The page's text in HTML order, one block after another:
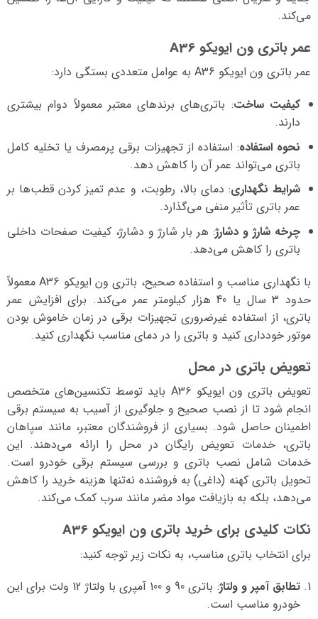
می‌کند.
عمر باتری ون ایویکو A36
عمر باتری ون ایویکو A36 به عوامل متعددی بستگی دارد:
کیفیت ساخت: باتری‌های برندهای معتبر معمولاً دوام بیشتری
دارند.
نحوه استفاده: استفاده از تجهیزات برقی پرمصرف یا تخلیه کامل
باتری می‌تواند عمر آن را کاهش دهد.
شرایط نگهداری: دمای بالا، رطوبت، و عدم تمیز کردن قطب‌ها بر
عمر باتری تأثیر منفی می‌گذارد.
چرخه شارژ و دشارژ: هر بار شارژ و دشارژ، کیفیت صفحات داخلی
باتری را کاهش می‌دهد.
با نگهداری مناسب و استفاده صحیح، باتری ون ایویکو A36 معمولاً
حدود 3 سال یا 40 هزار کیلومتر عمر می‌کند. برای افزایش عمر
باتری، از استفاده غیرضروری تجهیزات برقی در زمان خاموش بودن
موتور خودداری کنید و باتری را در دمای مناسب نگهداری کنید.
تعویض باتری در محل
تعویض باتری ون ایویکو A36 باید توسط تکنسین‌های متخصص
انجام شود تا از نصب صحیح و جلوگیری از آسیب به سیستم برقی
اطمینان حاصل شود. بسیاری از فروشندگان معتبر، مانند سپاهان
باتری، خدمات تعویض رایگان در محل را ارائه می‌دهند. این
خدمات شامل نصب باتری و بررسی سیستم برقی خودرو است.
تحویل باتری کهنه (داغی) به فروشنده نه‌تنها هزینه خرید را کاهش
می‌دهد، بلکه به بازیافت مواد مضر مانند سرب کمک می‌کند.
نکات کلیدی برای خرید باتری ون ایویکو A36
برای انتخاب باتری مناسب، به نکات زیر توجه کنید:
تطابق آمپر و ولتاژ
: باتری 90 و 100 آمپری با ولتاژ 12 ولت برای این
خودرو مناسب است.